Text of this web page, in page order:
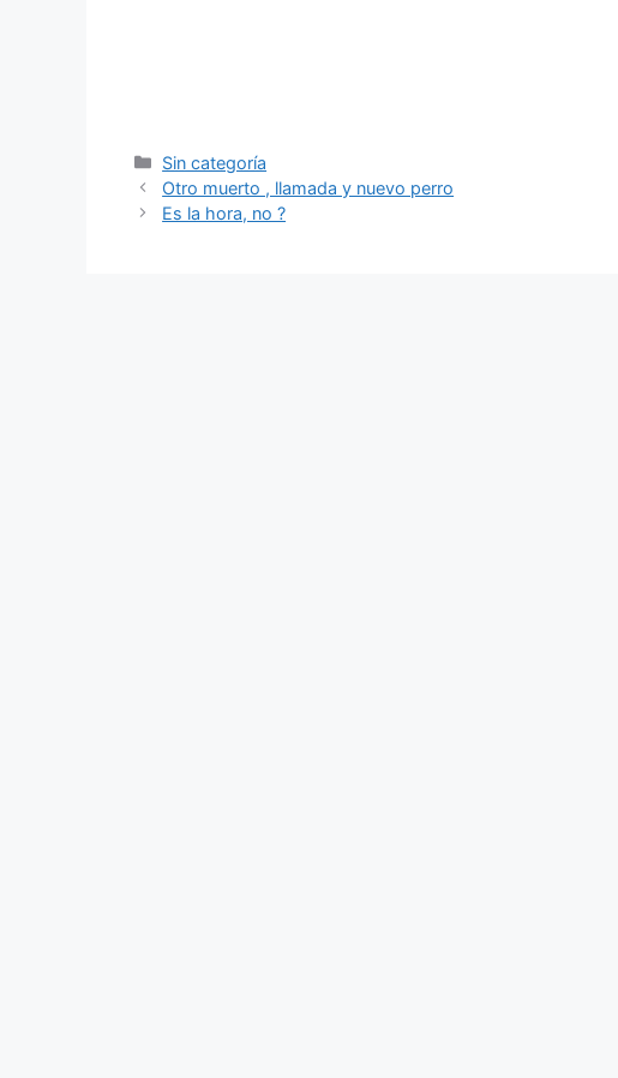
Categorías
Sin categoría
Otro muerto , llamada y nuevo perro
Es la hora, no ?